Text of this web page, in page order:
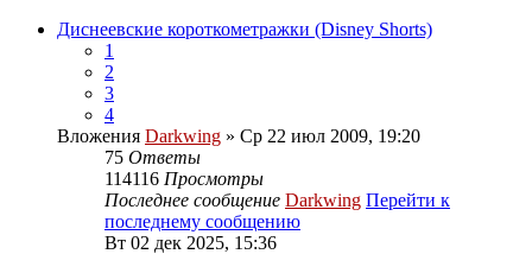
Диснеевские короткометражки (Disney Shorts)
1
2
3
4
Вложения Darkwing » Ср 22 июл 2009, 19:20
75 Ответы
114116 Просмотры
Последнее сообщение Darkwing Перейти к
последнему сообщению
Вт 02 дек 2025, 15:36